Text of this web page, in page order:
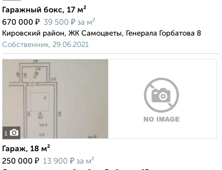
Гаражный бокс, 17 м²
670 000 ₽ 39 500 ₽ за м²
Кировский район, ЖК Самоцветы, Генерала Горбатова 8
Собственник, 29.06.2021
1
Гараж, 18 м²
250 000 ₽ 13 900 ₽ за м²